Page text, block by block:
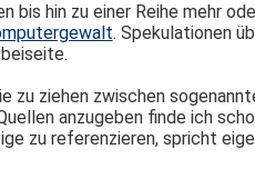
bis hin zu einer Reihe mehr
. Spekulationen
zu ziehen zwischen
anzugeben finde ich
zu referenzieren, spricht